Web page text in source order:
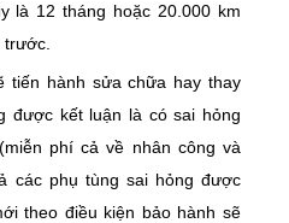
là 12 tháng hoặc 20.000 km
tiến hành sửa chữa hay thay
được kết luận là có sai hỏng
phí cả về nhân công và
các phụ tùng sai hỏng được
theo điều kiện bảo hành sẽ